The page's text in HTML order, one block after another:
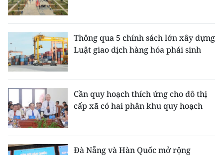
Thông qua 5 chính sách lớn xây dựng
Luật giao dịch hàng hóa phái sinh
Cần quy hoạch thích ứng cho đô thị
cấp xã có hai phân khu quy hoạch
Đà Nẵng và Hàn Quốc mở rộng